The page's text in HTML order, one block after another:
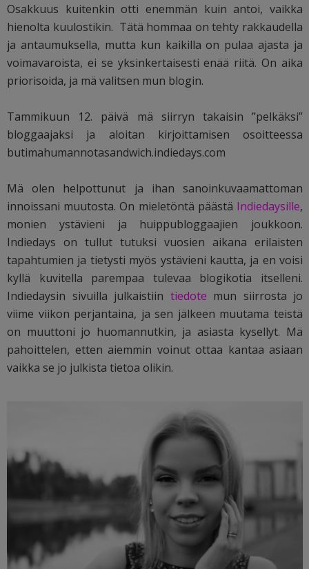
Osakkuus kuitenkin otti enemmän kuin antoi, vaikka
hienolta kuulostikin. Tätä hommaa on tehty rakkaudella
ja antaumuksella, mutta kun kaikilla on pulaa ajasta ja
voimavaroista, ei se yksinkertaisesti enää riitä. On aika
priorisoida, ja mä valitsen mun blogin.
Tammikuun 12. päivä mä siirryn takaisin ”pelkäksi”
bloggaajaksi ja aloitan kirjoittamisen osoitteessa
butimahumannotasandwich.indiedays.com
Mä olen helpottunut ja ihan sanoinkuvaamattoman
innoissani muutosta. On mieletöntä päästä Indiedaysille,
monien ystävieni ja huippubloggaajien joukkoon.
Indiedays on tullut tutuksi vuosien aikana erilaisten
tapahtumien ja tietysti myös ystävieni kautta, ja en voisi
kyllä kuvitella parempaa tulevaa blogikotia itselleni.
Indiedaysin sivuilla julkaistiin tiedote mun siirrosta jo
viime viikon perjantaina, ja sen jälkeen muutama teistä
on muuttoni jo huomannutkin, ja asiasta kysellyt. Mä
pahoittelen, etten aiemmin voinut ottaa kantaa asiaan
vaikka se jo julkista tietoa olikin.